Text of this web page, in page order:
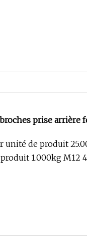
prise arrière
unité de produit
1.000kg M12